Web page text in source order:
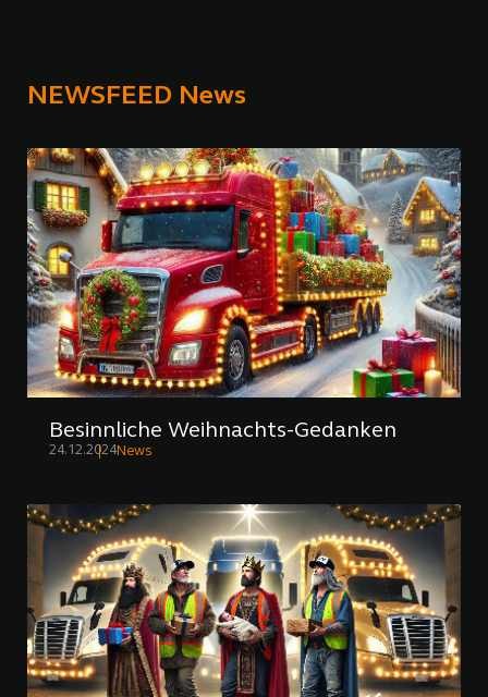
NEWSFEED News
Besinnliche Weihnachts-Gedanken
24.12.2024News